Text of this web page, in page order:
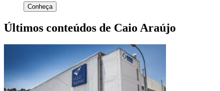
Conheça
Últimos conteúdos de Caio Araújo